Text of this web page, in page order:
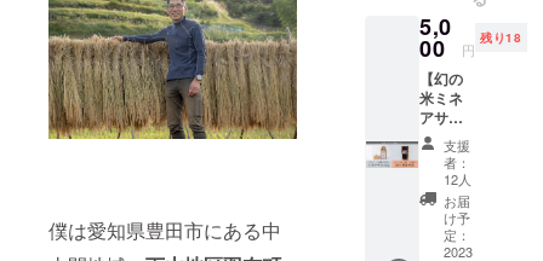
僕は愛知県豊田市にある中
志グ
ループ
『モリ
ワカガ
エルの
会』で
作った
広葉樹
の炭3kg
のセッ
トで
す。 お
米は標
5,0
00 円
残り18
【幻の
米ミネ
アサヒ
満喫
セット
②】
KINO
ファー
ムで栽
培した
支援
者：
12人
お届
け予
定：
2023